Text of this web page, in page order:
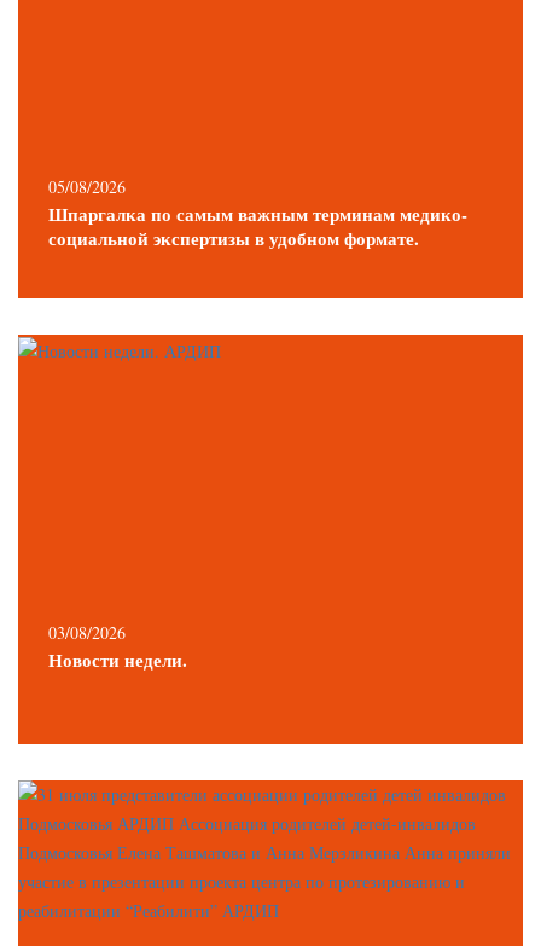
05/08/2026
Шпаргалка по самым важным терминам медико-
социальной экспертизы в удобном формате.
03/08/2026
Новости недели.